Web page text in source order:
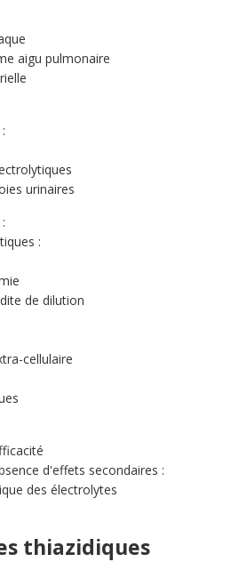
aigu pulmonaire
:
urinaires
:
:
de dilution
cellulaire
d'effets secondaires :
des électrolytes
thiazidiques